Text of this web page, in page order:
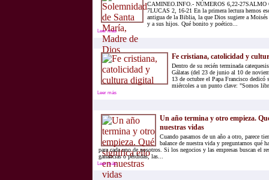
CAMINEO.INFO.- NÚMEROS 6,22-27SALMO
7LUCAS 2, 16-21 En la primera lectura hemos
antigua de la Biblia, la que Dios sugiere a Moisés
y a sus hijos. Qué bonito y poético...
Leer más
Fe cristiana, catolicidad y
Dentro de su recién terminada
Gálatas (del 23 de junio al 10 de
13 de octubre el Papa Francisco dedicó
miércoles a un punto clave: "Somos
Leer más
Un año termina y otro empieza.
nuestras vidas
Cuando pasamos de un año a otro, parece
balance de nuestra vida y preguntarnos qué
para cada uno de nosotros. Si los negocios y las empresas buscan el
ganancias o pérdidas, las...
Leer más